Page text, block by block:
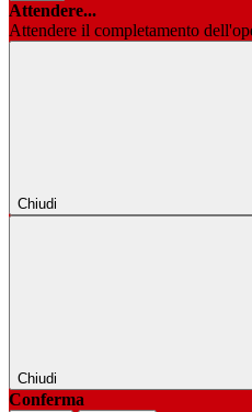
Attendere...
Attendere il completamento
Chiudi
Chiudi
Conferma